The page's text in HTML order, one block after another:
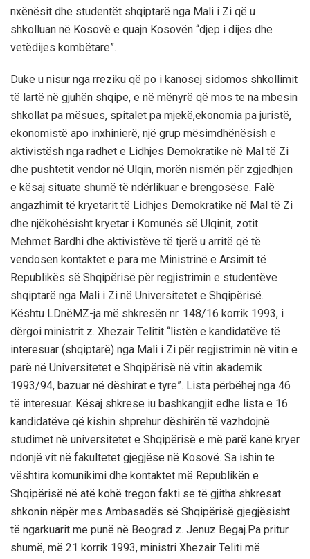
nxënësit dhe studentët shqiptarë nga Mali i Zi që u
shkolluan në Kosovë e quajn Kosovën “djep i dijes dhe
vetëdijes kombëtare”.
Duke u nisur nga rreziku që po i kanosej sidomos shkollimit
të lartë në gjuhën shqipe, e në mënyrë që mos te na mbesin
shkollat pa mësues, spitalet pa mjekë,ekonomia pa juristë,
ekonomistë apo inxhinierë, një grup mësimdhënësish e
aktivistësh nga radhet e Lidhjes Demokratike në Mal të Zi
dhe pushtetit vendor në Ulqin, morën nismën për zgjedhjen
e kësaj situate shumë të ndërlikuar e brengosëse. Falë
angazhimit të kryetarit të Lidhjes Demokratike në Mal të Zi
dhe njëkohësisht kryetar i Komunës së Ulqinit, zotit
Mehmet Bardhi dhe aktivistëve të tjerë u arritë që të
vendosen kontaktet e para me Ministrinë e Arsimit të
Republikës së Shqipërisë për regjistrimin e studentëve
shqiptarë nga Mali i Zi në Universitetet e Shqipërisë.
Kështu LDnëMZ-ja më shkresën nr. 148/16 korrik 1993, i
dërgoi ministrit z. Xhezair Telitit “listën e kandidatëve të
interesuar (shqiptarë) nga Mali i Zi për regjistrimin në vitin e
parë në Universitetet e Shqipërisë në vitin akademik
1993/94, bazuar në dëshirat e tyre”. Lista përbëhej nga 46
të interesuar. Kësaj shkrese iu bashkangjit edhe lista e 16
kandidatëve që kishin shprehur dëshirën të vazhdojnë
studimet në universitetet e Shqipërisë e më parë kanë kryer
ndonjë vit në fakultetet gjegjëse në Kosovë. Sa ishin te
vështira komunikimi dhe kontaktet më Republikën e
Shqipërisë në atë kohë tregon fakti se të gjitha shkresat
shkonin nëpër mes Ambasadës së Shqipërisë gjegjësisht
të ngarkuarit me punë në Beograd z. Jenuz Begaj.Pa pritur
shumë, më 21 korrik 1993, ministri Xhezair Teliti më